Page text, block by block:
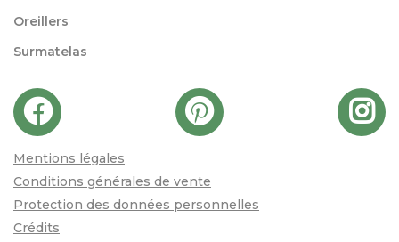
Oreillers
Surmatelas
Mentions légales
Conditions générales de vente
Protection des données personnelles
Crédits